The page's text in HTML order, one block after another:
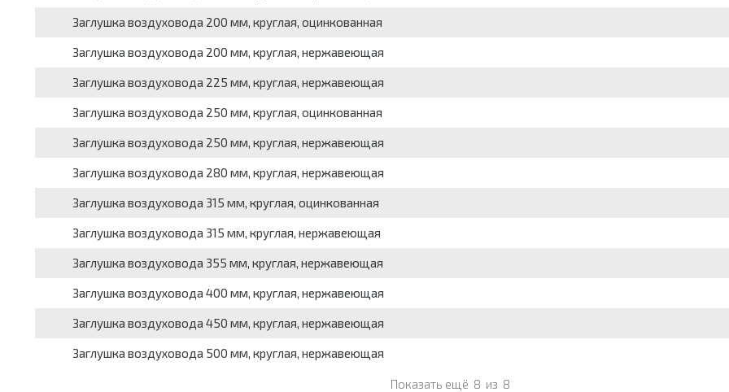
Заглушка воздуховода 200 мм, круглая, оцинкованная
Заглушка воздуховода 200 мм, круглая, нержавеющая
Заглушка воздуховода 225 мм, круглая, нержавеющая
Заглушка воздуховода 250 мм, круглая, оцинкованная
Заглушка воздуховода 250 мм, круглая, нержавеющая
Заглушка воздуховода 280 мм, круглая, нержавеющая
Заглушка воздуховода 315 мм, круглая, оцинкованная
Заглушка воздуховода 315 мм, круглая, нержавеющая
Заглушка воздуховода 355 мм, круглая, нержавеющая
Заглушка воздуховода 400 мм, круглая, нержавеющая
Заглушка воздуховода 450 мм, круглая, нержавеющая
Заглушка воздуховода 500 мм, круглая, нержавеющая
Показать ещё 8 из 8